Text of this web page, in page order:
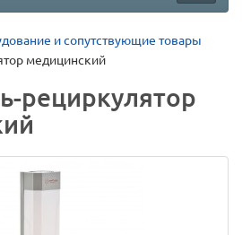
и сопутствующие товары
медицинский
рециркулятор